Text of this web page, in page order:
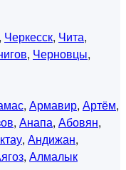
, Черкесск, Чита,
, Черновцы,
, Армавир, Артём,
, Анапа, Абовян,
, Андижан,
, Алмалык